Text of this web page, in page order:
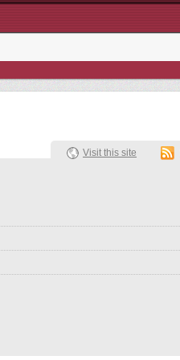
Visit this site